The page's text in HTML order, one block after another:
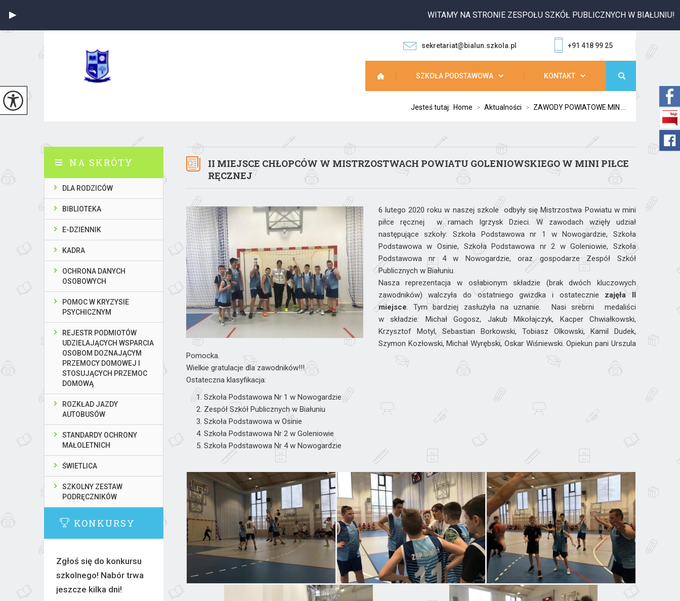
WITAMY NA STRONIE ZESPOŁU SZKÓŁ PUBLICZNYCH W BIAŁUNIU!
sekretariat@bialun.szkola.pl +91 418 99 25
SZKOŁA PODSTAWOWA KONTAKT
Jesteś tutaj: Home > Aktualności > ZAWODY POWIATOWE MIN ...
II MIEJSCE CHŁOPCÓW W MISTRZOSTWACH POWIATU GOLENIOWSKIEGO W MINI PIŁCE
RĘCZNEJ
6 lutego 2020 roku w naszej szkole odbyły się Mistrzostwa Powiatu w mini
piłce ręcznej w ramach Igrzysk Dzieci. W zawodach wzięły udział
następujące szkoły: Szkoła Podstawowa nr 1 w Nowogardzie, Szkoła
Podstawowa w Osinie, Szkoła Podstawowa nr 2 w Goleniowie, Szkoła
Podstawowa nr 4 w Nowogardzie, oraz gospodarze Zespół Szkół
Publicznych w Białuniu.
Nasza reprezentacja w osłabionym składzie (brak dwóch kluczowych
zawodników) walczyła do ostatniego gwizdka i ostatecznie zajęła II
miejsce. Tym bardziej zasłużyła na uznanie. Nasi srebrni medaliści
w składzie: Michał Gogosz, Jakub Mikołajczyk, Kacper Chwiałkowski,
Krzysztof Motyl, Sebastian Borkowski, Tobiasz Olkowski, Kamil Dudek,
Szymon Kozłowski, Michał Wyrębski, Oskar Wiśniewski. Opiekun pani Urszula
Pomocka.
Wielkie gratulacje dla zawodników!!!
Ostateczna klasyfikacja:
Szkoła Podstawowa Nr 1 w Nowogardzie
Zespół Szkół Publicznych w Białuniu
Szkoła Podstawowa w Osinie
Szkoła Podstawowa Nr 2 w Goleniowie
Szkoła Podstawowa Nr 4 w Nowogardzie
NA SKRÓTY
DLA RODZICÓW
BIBLIOTEKA
E-DZIENNIK
KADRA
OCHRONA DANYCH
OSOBOWYCH
POMOC W KRYZYSIE
PSYCHICZNYM
REJESTR PODMIOTÓW
UDZIELAJĄCYCH WSPARCIA
OSOBOM DOZNAJĄCYM
PRZEMOCY DOMOWEJ I
STOSUJĄCYCH PRZEMOC
DOMOWĄ
ROZKŁAD JAZDY
AUTOBUSÓW
STANDARDY OCHRONY
MAŁOLETNICH
ŚWIETLICA
SZKOLNY ZESTAW
PODRĘCZNIKÓW
KONKURSY
Zgłoś się do konkursu
szkolnego! Nabór trwa
jeszcze kilka dni!